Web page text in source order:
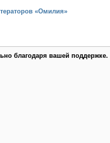
«Омилия»
благодаря вашей поддержке.